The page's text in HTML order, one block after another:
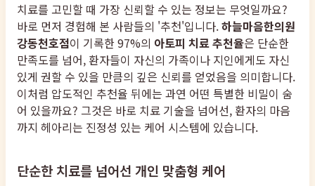
치료를 고민할 때 가장 신뢰할 수 있는 정보는 무엇일까요?
바로 먼저 경험해 본 사람들의 '추천'입니다.하늘마음한의원
강동천호점이 기록한 97%의 아토피 치료 추천율은 단순한
만족도를 넘어, 환자들이 자신의 가족이나 지인에게도 자신
있게 권할 수 있을 만큼의 깊은 신뢰를 얻었음을 의미합니다.
이처럼 압도적인 추천율 뒤에는 과연 어떤 특별한 비밀이 숨
어 있을까요? 그것은 바로 치료 기술을 넘어선, 환자의 마음
까지 헤아리는 진정성 있는 케어 시스템에 있습니다.
단순한 치료를 넘어선 개인 맞춤형 케어